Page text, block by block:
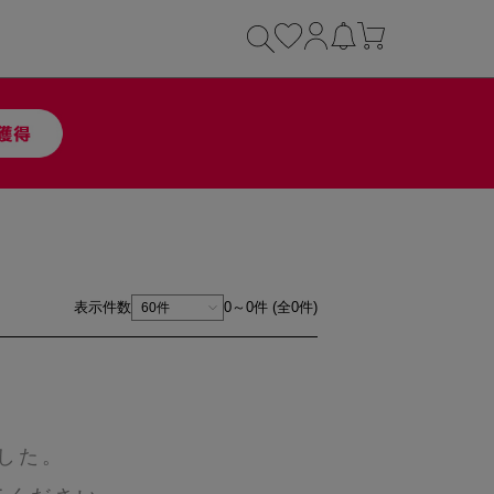
表示件数 0～0件 (全0件)
た。